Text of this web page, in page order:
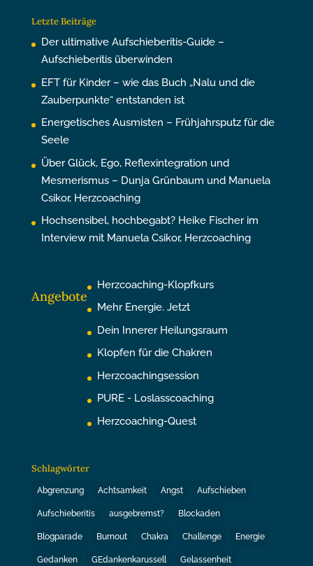
Letzte Beiträge
Der ultimative Aufschieberitis-Guide –
Aufschieberitis überwinden
EFT für Kinder – wie das Buch „Nalu und die
Zauberpunkte“ entstanden ist
Energetisches Ausmisten – Frühjahrsputz für die
Seele
Über Glück, Ego, Reflexintegration und
Mesmerismus – Dunja Grünbaum und Manuela
Csikor, Herzcoaching
Hochsensibel, hochbegabt? Heike Fischer im
Interview mit Manuela Csikor, Herzcoaching
Angebote
Herzcoaching-Klopfkurs
Mehr Energie. Jetzt
Dein Innerer Heilungsraum
Klopfen für die Chakren
Herzcoachingsession
PURE - Loslasscoaching
Herzcoaching-Quest
Schlagwörter
Abgrenzung Achtsamkeit Angst Aufschieben
Aufschieberitis ausgebremst? Blockaden
Blogparade Burnout Chakra Challenge Energie
Gedanken GEdankenkarussell Gelassenheit